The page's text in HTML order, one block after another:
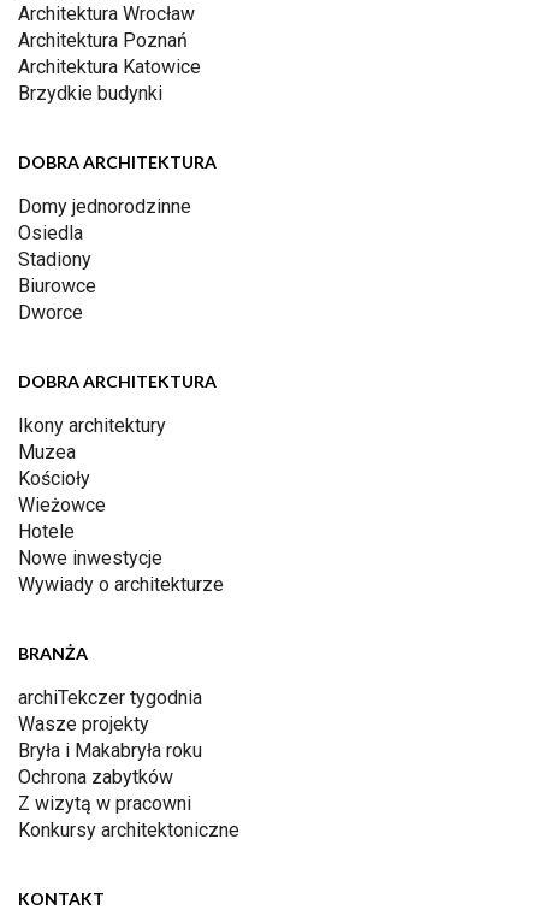
Architektura Wrocław
Architektura Poznań
Architektura Katowice
Brzydkie budynki
DOBRA ARCHITEKTURA
Domy jednorodzinne
Osiedla
Stadiony
Biurowce
Dworce
DOBRA ARCHITEKTURA
Ikony architektury
Muzea
Kościoły
Wieżowce
Hotele
Nowe inwestycje
Wywiady o architekturze
BRANŻA
archiTekczer tygodnia
Wasze projekty
Bryła i Makabryła roku
Ochrona zabytków
Z wizytą w pracowni
Konkursy architektoniczne
KONTAKT